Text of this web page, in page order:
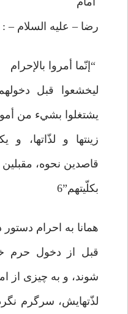
رضا – عليه السلام – :
“إنّما أمروا بالإحرام
ليخشعوا قبل
يشتغلوا بشي‏ء من أمور
زينتها و لذّاتها، و
قاصدين نحوه، مقبلين
بكلّيتهم”6
همانا به احرام
قبل از دخول حرم
شوند، و به چيزى از
لذّتهايش، سرگرم